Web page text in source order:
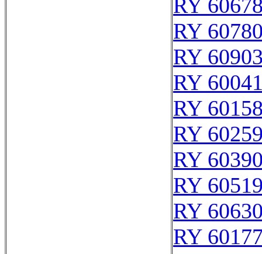
RY
RY
RY
RY
RY
RY
RY
RY
RY
RY